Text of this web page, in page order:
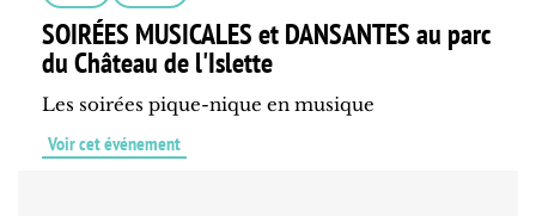
SOIRÉES MUSICALES et DANSANTES au parc
du Château de l'Islette
Les soirées pique-nique en musique
Voir cet événement